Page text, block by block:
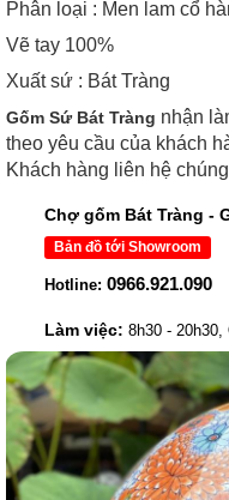
Phân loại : Men lam cổ
Vẽ tay 100%
Xuất sứ : Bát Tràng
Gốm Sứ Bát Tràng nhận
theo yêu cầu của khách
Khách hàng liên hệ
Chợ gốm Bát Tràng -
Bản đồ tới Showroom
Hotline: 0966.921.090
Làm việc: 8h30 - 20h30,